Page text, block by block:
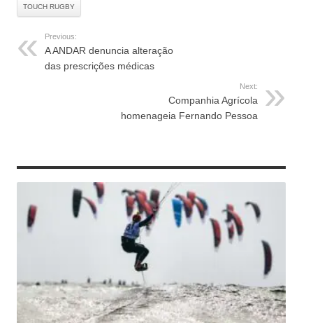
TOUCH RUGBY
Previous:
A ANDAR denuncia alteração
das prescrições médicas
Next:
Companhia Agrícola
homenageia Fernando Pessoa